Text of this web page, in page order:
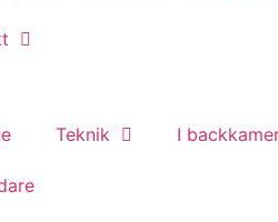
Teknik I